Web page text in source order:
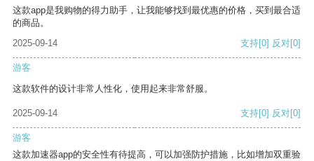
这款app是我购物的得力助手，让我能够找到最优惠的价格，买到最合适
的商品。
2025-09-14
支持[0] 反对[0]
游客
这款软件的设计非常人性化，使用起来非常舒服。
2025-09-14 支持[0] 反对[0]
游客
这款加速器app的安全性有待提高，可以加强防护措施，比如增加双重验